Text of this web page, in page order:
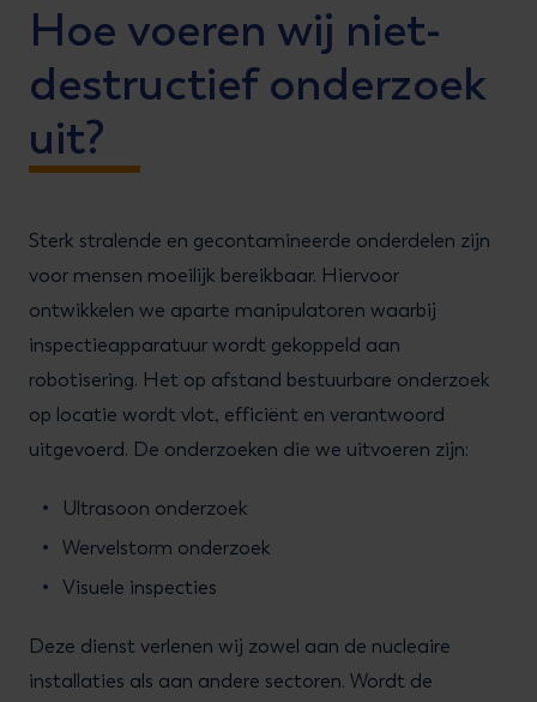
Hoe voeren wij niet-
destructief onderzoek
uit?
Sterk stralende en gecontamineerde onderdelen zijn
voor mensen moeilijk bereikbaar. Hiervoor
ontwikkelen we aparte manipulatoren waarbij
inspectieapparatuur wordt gekoppeld aan
robotisering. Het op afstand bestuurbare onderzoek
op locatie wordt vlot, efficiënt en verantwoord
uitgevoerd. De onderzoeken die we uitvoeren zijn:
Ultrasoon onderzoek
Wervelstorm onderzoek
Visuele inspecties
Deze dienst verlenen wij zowel aan de nucleaire
installaties als aan andere sectoren. Wordt de